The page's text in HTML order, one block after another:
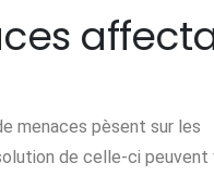
menaces pèsent sur les
de celle-ci peuvent